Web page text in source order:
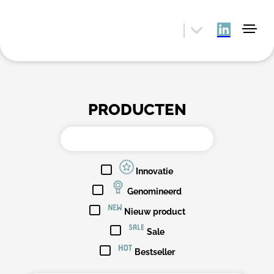
PRODUCTEN
Innovatie
Genomineerd
Nieuw product
Sale
Bestseller